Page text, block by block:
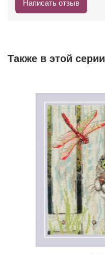
Написать отзыв
Также в этой серии